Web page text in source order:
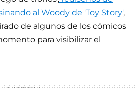
al Woody de 'Toy Story',
de algunos de los cómicos
para visibilizar el